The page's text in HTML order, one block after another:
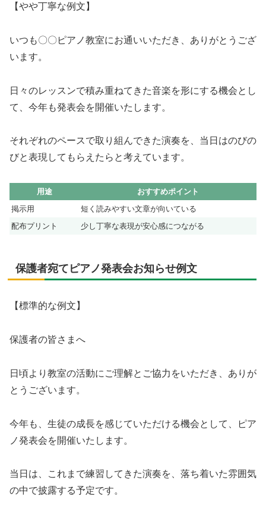
【やや丁寧な例文】
いつも〇〇ピアノ教室にお通いいただき、ありがとうござ
います。
日々のレッスンで積み重ねてきた音楽を形にする機会とし
て、今年も発表会を開催いたします。
それぞれのペースで取り組んできた演奏を、当日はのびの
びと表現してもらえたらと考えています。
用途
おすすめポイント
掲示用
短く読みやすい文章が向いている
配布プリント
少し丁寧な表現が安心感につながる
保護者宛てピアノ発表会お知らせ例文
【標準的な例文】
保護者の皆さまへ
日頃より教室の活動にご理解とご協力をいただき、ありが
とうございます。
今年も、生徒の成長を感じていただける機会として、ピア
ノ発表会を開催いたします。
当日は、これまで練習してきた演奏を、落ち着いた雰囲気
の中で披露する予定です。